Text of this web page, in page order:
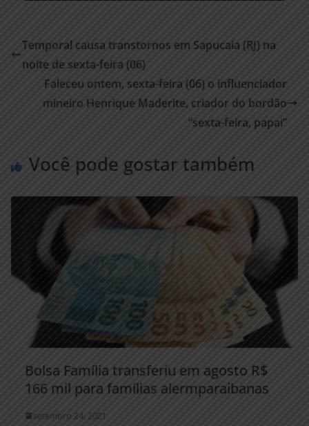
Temporal causa transtornos em Sapucaia (RJ) na
noite de sexta-feira (06)
Faleceu ontem, sexta-feira (06) o influenciador
mineiro Henrique Maderite, criador do bordão
“sexta-feira, papai”
Você pode gostar também
Bolsa Família transferiu em agosto R$
166 mil para famílias alermparaibanas
setembro 24, 2021